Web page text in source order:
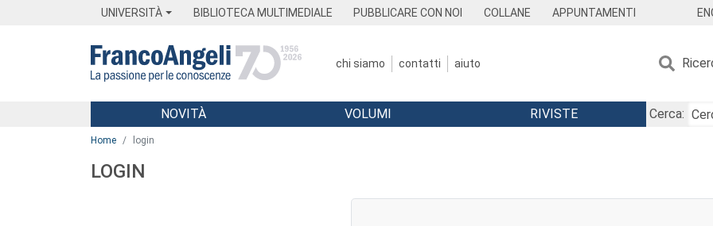
UNIVERSITÀ BIBLIOTECA MULTIMEDIALE PUBBLICARE CON NOI COLLANE APPUNTAMENTI
chi siamo contatti aiuto
Menu
NOVITÀ VOLUMI RIVISTE
Cerca:
Home login
LOGIN